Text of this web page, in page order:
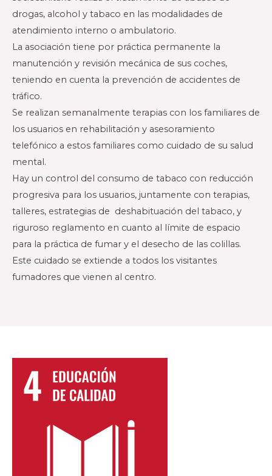
drogas, alcohol y tabaco en las modalidades de
atendimiento interno o ambulatorio.
La asociación tiene por práctica permanente la
manutención y revisión mecánica de sus coches,
teniendo en cuenta la prevención de accidentes de
tráfico.
Se realizan semanalmente terapias con los familiares de
los usuarios en rehabilitación y asesoramiento
telefónico a estos familiares como cuidado de su salud
mental.
Hay un control del consumo de tabaco con reducción
progresiva para los usuarios, juntamente con terapias,
talleres, estrategias de deshabituación del tabaco, y
riguroso reglamento en cuanto al límite de espacio
para la práctica de fumar y el desecho de las colillas.
Este cuidado se extiende a todos los visitantes
fumadores que vienen al centro.